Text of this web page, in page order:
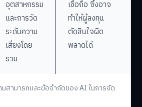
มสามารถและข้อจำกัดของ AI ในการจัด
อุตสาหกรรม
และการวัด
ระดับความ
เสี่ยงโดย
รวม
เชื่อถือ ซึ่งอาจ
ทำให้ผู้ลงทุน
ตัดสินใจผิด
พลาดได้